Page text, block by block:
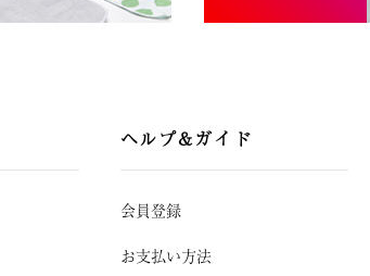
ヘルプ&ガイド
会員登録
お支払い方法